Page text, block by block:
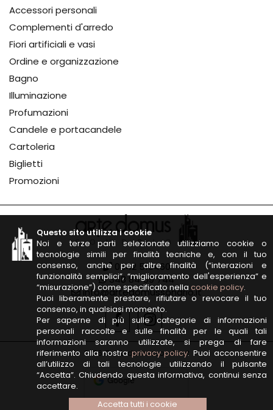
Accessori personali
Complementi d'arredo
Fiori artificiali e vasi
Ordine e organizzazione
Bagno
Illuminazione
Profumazioni
Candele e portacandele
Cartoleria
Biglietti
Promozioni
0342 513460
348 84 59 744
info@artedomussondrio.it
2026 © artedomussondrio.it
Questo sito utilizza i cookie
Noi e terze parti selezionate utilizziamo cookie o
tecnologie simili per finalità tecniche e, con il tuo
consenso, anche per altre finalità (“interazioni e
funzionalità semplici”, “miglioramento dell'esperienza” e
“misurazione”) come specificato nella cookie policy.
Puoi liberamente prestare, rifiutare o revocare il tuo
consenso, in qualsiasi momento.
Per saperne di più sulle categorie di informazioni
personali raccolte e sulle finalità per le quali tali
informazioni saranno utilizzate, si prega di fare
riferimento alla nostraprivacy policy. Puoi acconsentire
all’utilizzo di tali tecnologie utilizzando il pulsante
“Accetta”. Chiudendo questa informativa, continui senza
accettare.
Accetta tutti i cookie